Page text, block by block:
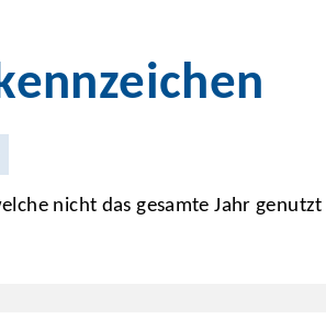
nicht das gesamte Jahr